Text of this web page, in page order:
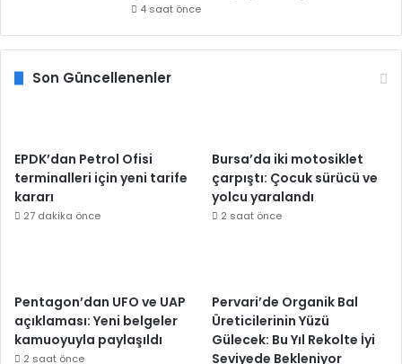
4 saat önce
Son Güncellenenler
EPDK’dan Petrol Ofisi
terminalleri için yeni tarife
kararı
27 dakika önce
Bursa’da iki motosiklet
çarpıştı: Çocuk sürücü ve
yolcu yaralandı
2 saat önce
Pentagon’dan UFO ve UAP
açıklaması: Yeni belgeler
kamuoyuyla paylaşıldı
2 saat önce
Pervari’de Organik Bal
Üreticilerinin Yüzü
Gülecek: Bu Yıl Rekolte İyi
Seviyede Bekleniyor